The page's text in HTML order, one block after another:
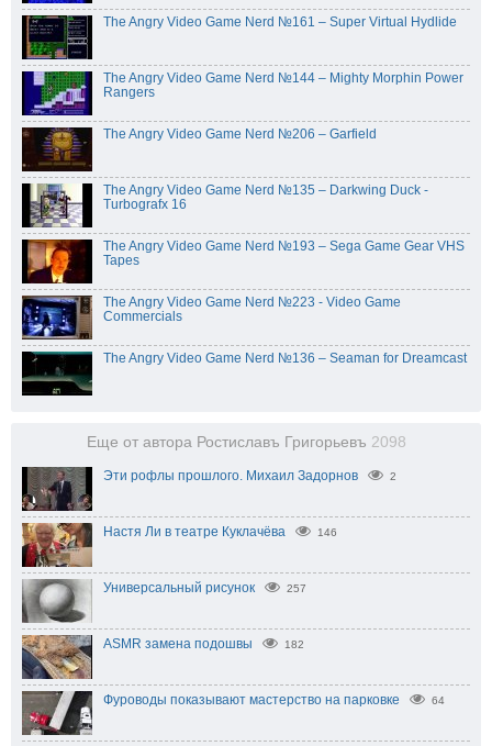
The Angry Video Game Nerd №161 – Super Virtual Hydlide
The Angry Video Game Nerd №144 – Mighty Morphin Power
Rangers
The Angry Video Game Nerd №206 – Garfield
The Angry Video Game Nerd №135 – Darkwing Duck -
Turbografx 16
The Angry Video Game Nerd №193 – Sega Game Gear VHS
Tapes
The Angry Video Game Nerd №223 - Video Game
Commercials
The Angry Video Game Nerd №136 – Seaman for Dreamcast
Еще от автора Ростиславъ Григорьевъ 2098
Эти рофлы прошлого. Михаил Задорнов 2
Настя Ли в театре Куклачёва 146
Универсальный рисунок 257
ASMR замена подошвы 182
Фуроводы показывают мастерство на парковке 64